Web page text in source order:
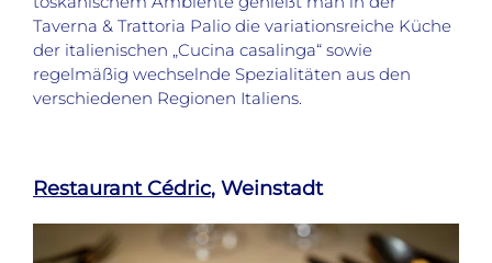
Taverna & Trattoria Palio die variationsreiche Küche
der italienischen „Cucina casalinga“ sowie
regelmäßig wechselnde Spezialitäten aus den
verschiedenen Regionen Italiens.
Restaurant Cédric, Weinstadt